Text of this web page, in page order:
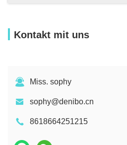
Kontakt mit uns
Miss. sophy
sophy@denibo.cn
8618664251215